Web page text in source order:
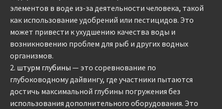
элементов в воде из-за деятельности человека, такой
как использование удобрений или пестицидов. Это
может привести к ухудшению качества воды и
возникновению проблем для рыб и других водных
организмов.
2. штурм глубины — это соревнование по
глубоководному дайвингу, где участники пытаются
достичь максимальной глубины погружения без
использования дополнительного оборудования. Это